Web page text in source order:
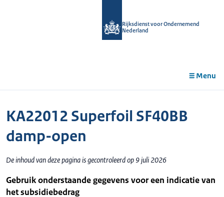
Rijksdienst voor Ondernemend
Nederland
Menu
KA22012 Superfoil SF40BB
damp-open
De inhoud van deze pagina is gecontroleerd op 9 juli 2026
Gebruik onderstaande gegevens voor een indicatie van
het subsidiebedrag